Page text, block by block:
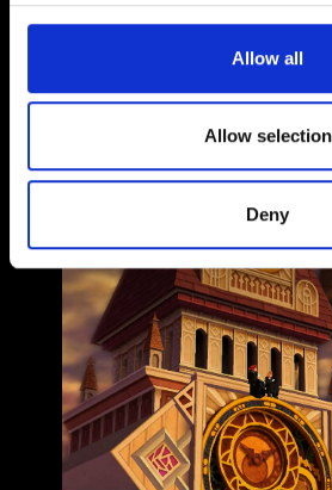
Allow all
Allow selection
Deny